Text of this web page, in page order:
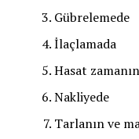
Gübrelemede
İlaçlamada
Hasat
Nakliyede
Tarlanın ve